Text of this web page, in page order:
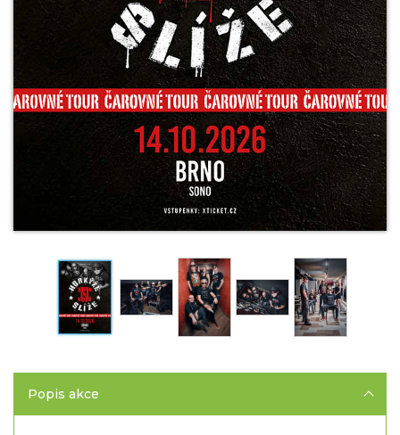
Popis akce